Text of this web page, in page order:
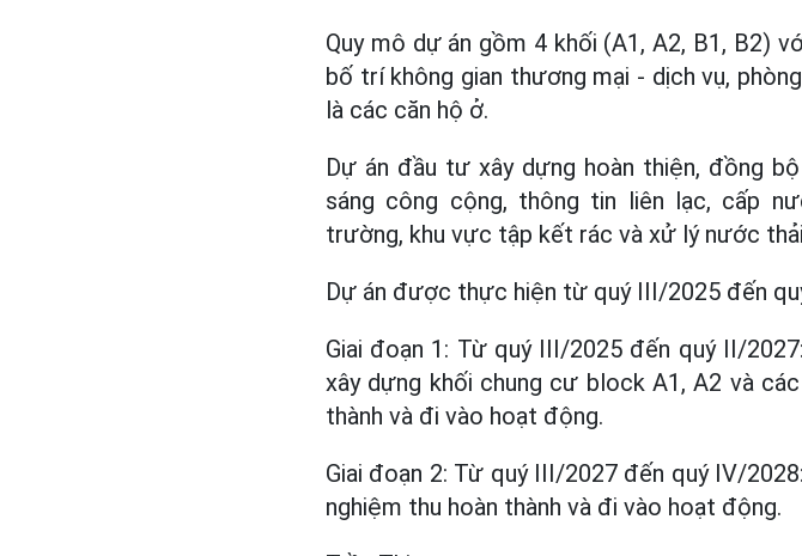
Quy mô dự án gồm 4 khối (A1, A2, B1, B2)
bố trí không gian thương mại - dịch vụ,
là các căn hộ ở.
Dự án đầu tư xây dựng hoàn thiện, đồng
sáng công cộng, thông tin liên lạc, cấp
trường, khu vực tập kết rác và xử lý nước
Dự án được thực hiện từ quý III/2025 đến
Giai đoạn 1: Từ quý III/2025 đến quý II/
xây dựng khối chung cư block A1, A2 và
thành và đi vào hoạt động.
Giai đoạn 2: Từ quý III/2027 đến quý IV/
nghiệm thu hoàn thành và đi vào hoạt động.